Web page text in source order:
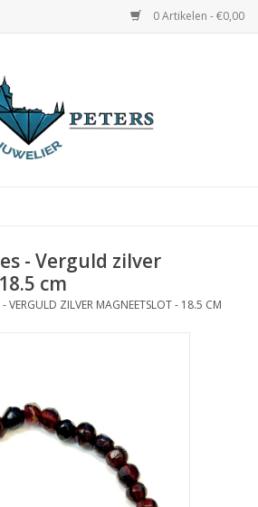
0 Artikelen - €0,00
- Verguld zilver
cm
VERGULD ZILVER MAGNEETSLOT - 18.5 CM